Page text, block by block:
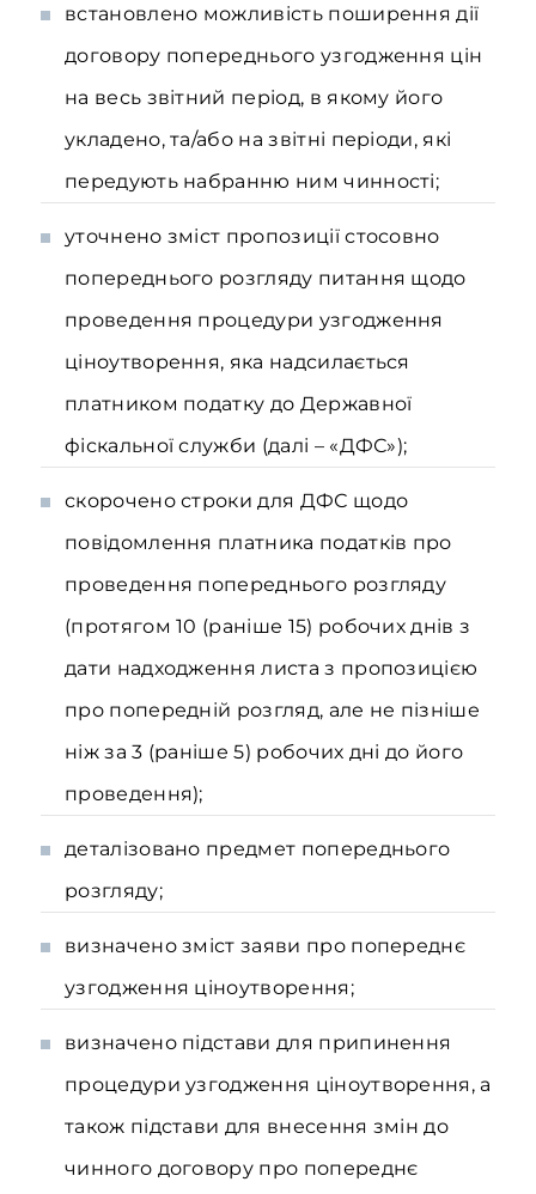
встановлено можливість поширення дії
договору попереднього узгодження цін
на весь звітний період, в якому його
укладено, та/або на звітні періоди, які
передують набранню ним чинності;
уточнено зміст пропозиції стосовно
попереднього розгляду питання щодо
проведення процедури узгодження
ціноутворення, яка надсилається
платником податку до Державної
фіскальної служби (далі – «ДФС»);
скорочено строки для ДФС щодо
повідомлення платника податків про
проведення попереднього розгляду
(протягом 10 (раніше 15) робочих днів з
дати надходження листа з пропозицією
про попередній розгляд, але не пізніше
ніж за 3 (раніше 5) робочих дні до його
проведення);
деталізовано предмет попереднього
розгляду;
визначено зміст заяви про попереднє
узгодження ціноутворення;
визначено підстави для припинення
процедури узгодження ціноутворення, а
також підстави для внесення змін до
чинного договору про попереднє